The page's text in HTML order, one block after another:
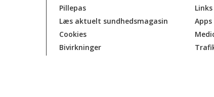
Pillepas
Læs aktuelt sundhedsmagasin
Cookies
Bivirkninger
Links
Apps